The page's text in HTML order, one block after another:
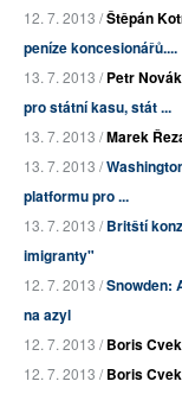
12. 7. 2013 /Štěpán
peníze koncesionářů....
13. 7. 2013 /Petr Novák
pro státní kasu, stát ...
13. 7. 2013 /Marek
13. 7. 2013 /
platformu pro ...
13. 7. 2013 /Britští
imigranty"
12. 7. 2013 /Snowden:
na azyl
12. 7. 2013 /Boris Cvek
12. 7. 2013 /Boris Cvek